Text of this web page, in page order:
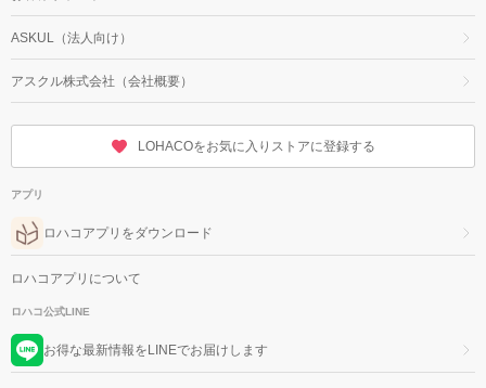
ASKUL（法人向け）
アスクル株式会社（会社概要）
LOHACOをお気に入りストアに登録する
アプリ
ロハコアプリをダウンロード
ロハコアプリについて
ロハコ公式LINE
お得な最新情報をLINEでお届けします